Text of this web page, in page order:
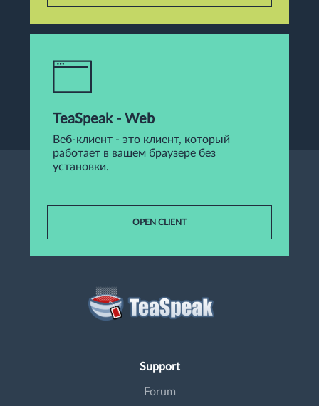
TeaSpeak - Web
Веб-клиент - это клиент, который
работает в вашем браузере без
установки.
OPEN CLIENT
Support
Forum